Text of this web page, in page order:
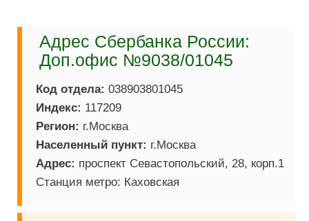
Адрес Сбербанка России:
Доп.офис №9038/01045
Код отдела: 038903801045
Индекс: 117209
Регион: г.Москва
Населенный пункт: г.Москва
Адрес: проспект Севастопольский, 28, корп.1
Станция метро: Каховская